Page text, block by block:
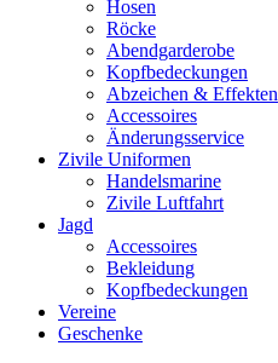
Hosen
Röcke
Abendgarderobe
Kopfbedeckungen
Abzeichen & Effekten
Accessoires
Änderungsservice
Zivile Uniformen
Handelsmarine
Zivile Luftfahrt
Jagd
Accessoires
Bekleidung
Kopfbedeckungen
Vereine
Geschenke